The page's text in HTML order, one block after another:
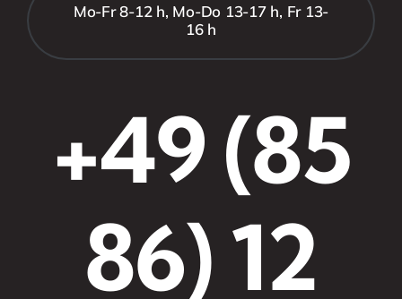
Mo-Fr 8-12 h, Mo-Do 13-17 h, Fr 13-
16 h
+49 (85
86) 12